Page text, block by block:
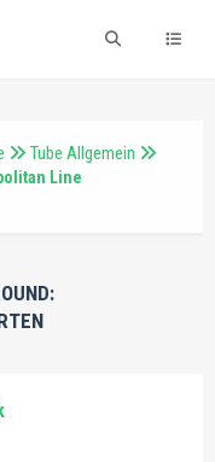
Tube Allgemein
Line